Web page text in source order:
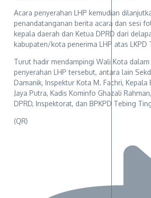
Acara penyerahan LHP kemudian
penandatanganan berita acara dan sesi
kepala daerah dan Ketua DPRD dari
kabupaten/kota penerima LHP atas LKPD
Turut hadir mendampingi Wali Kota dalam
penyerahan LHP tersebut, antara lain
Damanik, Inspektur Kota M. Fachri, Kepala
Jaya Putra, Kadis Kominfo Ghazali
DPRD, Inspektorat, dan BPKPD Tebing
(QR)